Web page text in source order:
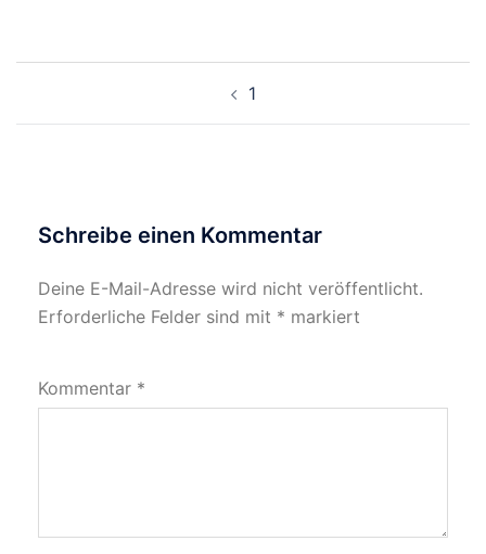
1
Schreibe einen Kommentar
Deine E-Mail-Adresse wird nicht veröffentlicht.
Erforderliche Felder sind mit * markiert
Kommentar *